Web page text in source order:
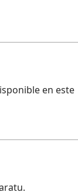
en este